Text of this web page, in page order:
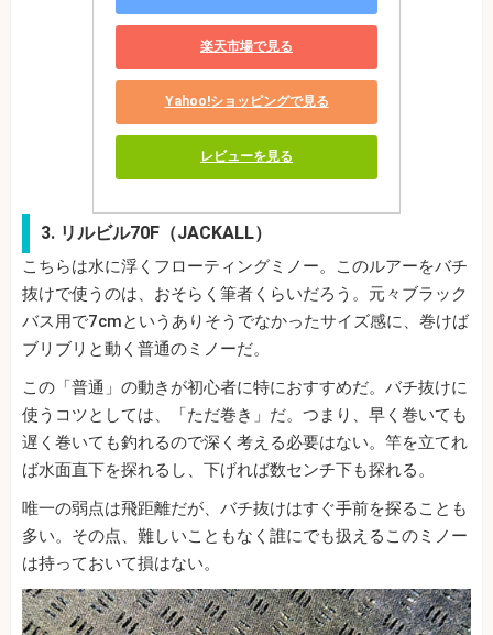
楽天市場で見る
Yahoo!ショッピングで見る
レビューを見る
3. リルビル70F（JACKALL）
こちらは水に浮くフローティングミノー。このルアーをバチ
抜けで使うのは、おそらく筆者くらいだろう。元々ブラック
バス用で7cmというありそうでなかったサイズ感に、巻けば
ブリブリと動く普通のミノーだ。
この「普通」の動きが初心者に特におすすめだ。バチ抜けに
使うコツとしては、「ただ巻き」だ。つまり、早く巻いても
遅く巻いても釣れるので深く考える必要はない。竿を立てれ
ば水面直下を探れるし、下げれば数センチ下も探れる。
唯一の弱点は飛距離だが、バチ抜けはすぐ手前を探ることも
多い。その点、難しいこともなく誰にでも扱えるこのミノー
は持っておいて損はない。